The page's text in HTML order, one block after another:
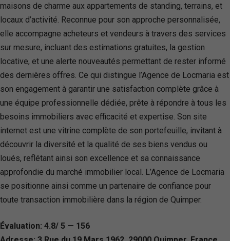
maisons de charme aux appartements de standing, terrains, et
locaux d’activité. Reconnue pour son approche personnalisée,
elle accompagne acheteurs et vendeurs à travers des services
sur mesure, incluant des estimations gratuites, la gestion
locative, et une alerte nouveautés permettant de rester informé
des dernières offres. Ce qui distingue l’Agence de Locmaria est
son engagement à garantir une satisfaction complète grâce à
une équipe professionnelle dédiée, prête à répondre à tous les
besoins immobiliers avec efficacité et expertise. Son site
internet est une vitrine complète de son portefeuille, invitant à
découvrir la diversité et la qualité de ses biens vendus ou
loués, reflétant ainsi son excellence et sa connaissance
approfondie du marché immobilier local. L’Agence de Locmaria
se positionne ainsi comme un partenaire de confiance pour
toute transaction immobilière dans la région de Quimper.
Évaluation: 4.8/ 5 — 156